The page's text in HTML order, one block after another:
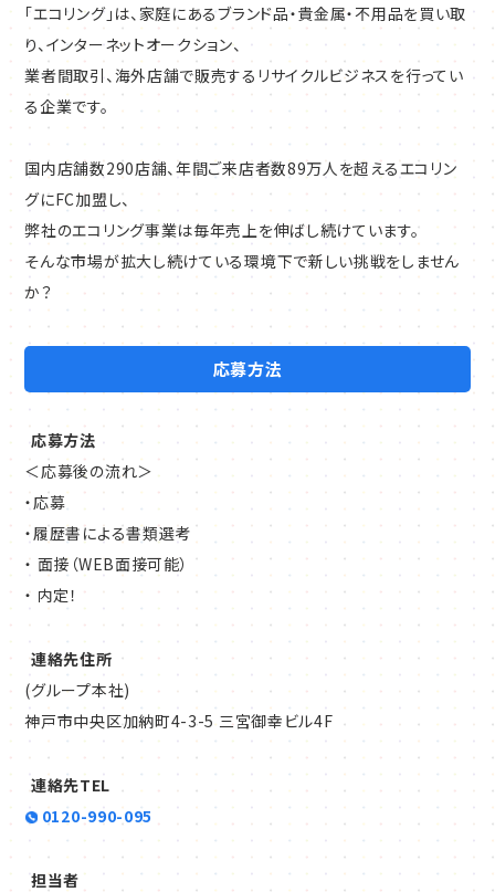
「エコリング」は、家庭にあるブランド品・貴金属・不用品を買い取
り、インターネットオークション、
業者間取引、海外店舗で販売するリサイクルビジネスを行ってい
る企業です。
国内店舗数290店舗、年間ご来店者数89万人を超えるエコリン
グにFC加盟し、
弊社のエコリング事業は毎年売上を伸ばし続けています。
そんな市場が拡大し続けている環境下で新しい挑戦をしません
か？
応募方法
応募方法
＜応募後の流れ＞
・応募
・履歴書による書類選考
・ 面接（WEB面接可能）
・ 内定！
連絡先住所
(グループ本社)
神戸市中央区加納町4-3-5 三宮御幸ビル4F
連絡先TEL
0120-990-095
担当者